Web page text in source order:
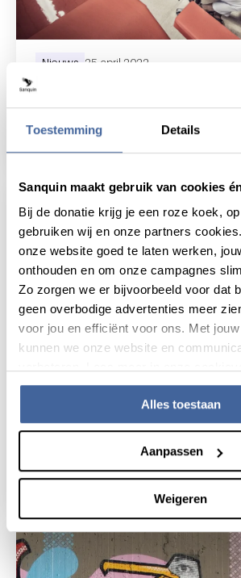
Toestemming Details
Sanquin maakt gebruik van cookies
Bij de donatie krijg je een roze koek,
gebruiken wij en onze partners
onze website goed te laten werken,
onthouden en om onze campagnes
Zo zorgen we er bijvoorbeeld voor dat
geen overbodige advertenties meer
voor jou en efficiënt voor ons. Met
kunnen we onze website en
Alles toestaan
Aanpassen
Weigeren
Ook na COVID-19 blijft
Nieuws 25 april 2022
Spam? Nee, we hebben écht
lees nieuwsover spam? nee, we